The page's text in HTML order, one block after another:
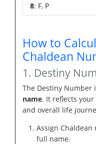
8: F, P
How to
Chaldean
1. Destiny
The Destiny Number
name. It reflects
and overall life
Assign
full name.